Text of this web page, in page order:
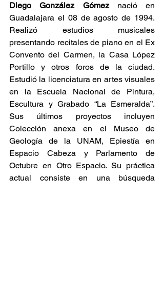
Diego González Gómez nació en
Guadalajara el 08 de agosto de 1994.
Realizó estudios musicales
presentando recitales de piano en el Ex
Convento del Carmen, la Casa López
Portillo y otros foros de la ciudad.
Estudió la licenciatura en artes visuales
en la Escuela Nacional de Pintura,
Escultura y Grabado “La Esmeralda”.
Sus últimos proyectos incluyen
Colección anexa en el Museo de
Geología de la UNAM, Epiestía en
Espacio Cabeza y Parlamento de
Octubre en Otro Espacio. Su práctica
actual consiste en una búsqueda